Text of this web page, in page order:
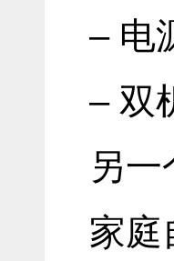
– 电
– 双
另
家庭